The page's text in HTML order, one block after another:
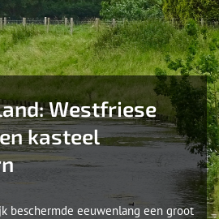
Westfriese
kasteel
beschermde eeuwenlang een groot